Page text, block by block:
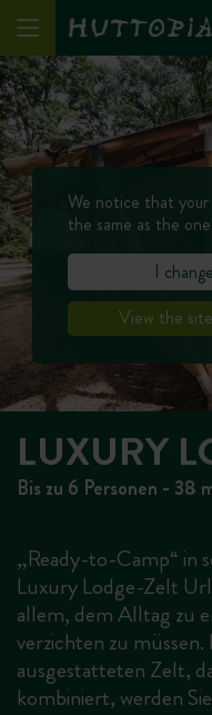
LUXURY
Bis zu 6 Personen - 38
„Ready-to-Camp“ in
Luxury Lodge-Zelt
allem, dem Alltag zu
verzichten zu
ausgestatteten Zelt,
kombiniert, werden
We notice that your
the same as the
I
View the